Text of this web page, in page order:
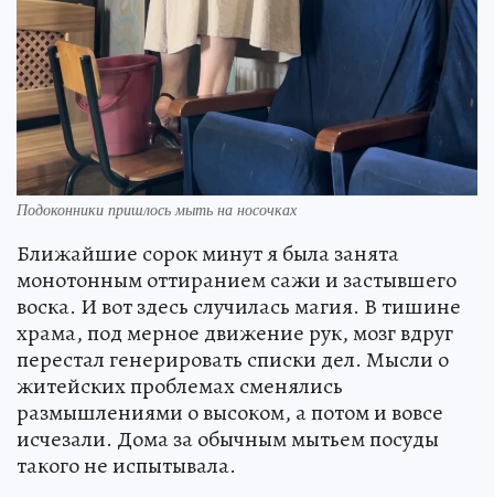
Подоконники пришлось мыть на носочках
Ближайшие сорок минут я была занята
монотонным оттиранием сажи и застывшего
воска. И вот здесь случилась магия. В тишине
храма, под мерное движение рук, мозг вдруг
перестал генерировать списки дел. Мысли о
житейских проблемах сменялись
размышлениями о высоком, а потом и вовсе
исчезали. Дома за обычным мытьем посуды
такого не испытывала.